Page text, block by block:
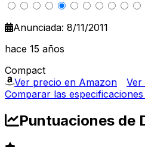
Anunciada: 8/11/2011
hace 15 años
Compact
Ver precio en Amazon
Ver
Comparar las
Puntuaciones de